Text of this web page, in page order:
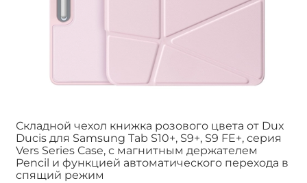
Складной чехол книжка розового цвета от Dux
Ducis для Samsung Tab S10+, S9+, S9 FE+, серия
Vers Series Case, с магнитным держателем
Pencil и функцией автоматического перехода в
спящий режим